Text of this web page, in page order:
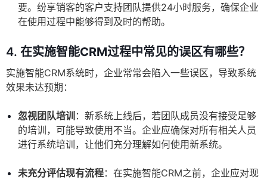
要。纷享销客的客户支持团队提供24小时服务，确保企业
在使用过程中能够得到及时的帮助。
4. 在实施智能CRM过程中常见的误区有哪些？
实施智能CRM系统时，企业常常会陷入一些误区，导致系统
效果未达预期：
忽视团队培训 ：新系统上线后，若团队成员没有接受足够
的培训，可能导致使用不当。企业应确保对所有相关人员
进行系统培训，让他们充分理解如何使用新系统。
未充分评估现有流程：在实施智能CRM之前，企业应对现